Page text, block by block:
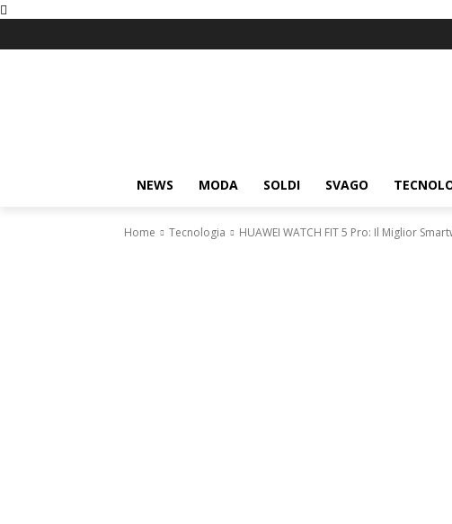
NEWS MODA SOLDI SVAGO
Home Tecnologia HUAWEI WATCH FIT 5 Pro: Il Miglior